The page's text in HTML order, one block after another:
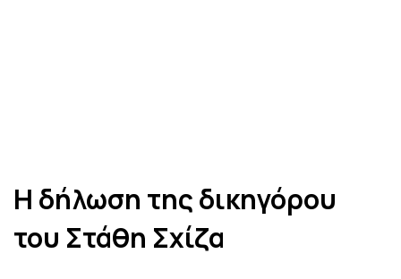
Η δήλωση της δικηγόρου
του Στάθη Σχίζα